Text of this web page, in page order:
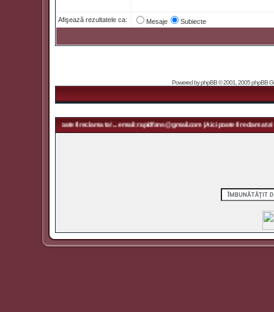
Afişează rezultatele ca: Mesaje Subiecte
Powered byphpBB© 2001, 2005 phpBB
| Aici poate fi reclama ta! ... email: rapidfans@gmail.com | Aici poate fi reclama ta! ...